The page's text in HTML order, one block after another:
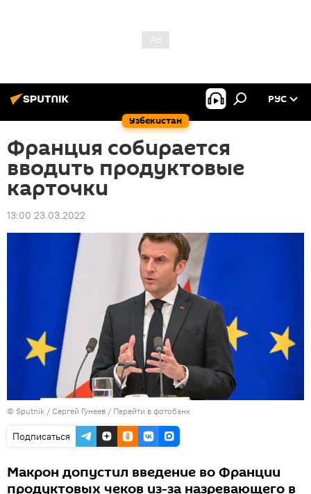
Узбекистан
РУС
Франция собирается
вводить продуктовые
карточки
13:00 23.03.2022
© Sputnik / Сергей Гунеев / Перейти в фотобанк
Подписаться
Макрон допустил введение во Франции
продуктовых чеков из-за назревающего в